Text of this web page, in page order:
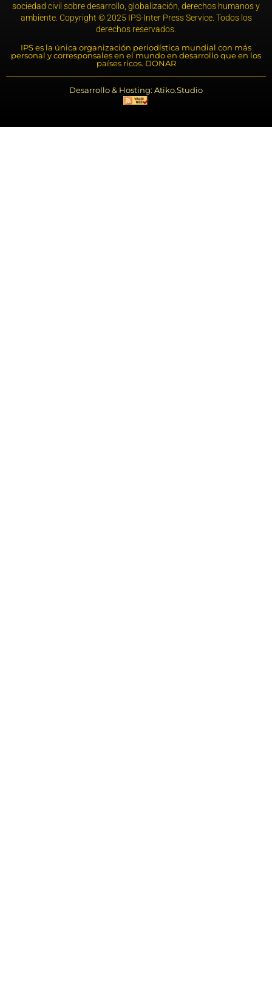
sociedad civil sobre desarrollo, globalización, derechos humanos y
ambiente. Copyright © 2025 IPS-Inter Press Service. Todos los
derechos reservados.
IPS es la única organización periodística mundial con más
personal y corresponsales en el mundo en desarrollo que en los
países ricos. DONAR
Desarrollo & Hosting: Atiko.Studio